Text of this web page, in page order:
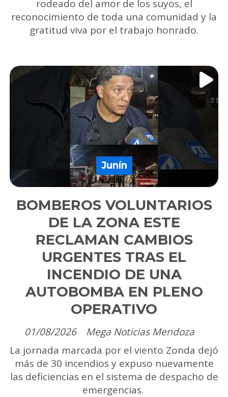
rodeado del amor de los suyos, el
reconocimiento de toda una comunidad y la
gratitud viva por el trabajo honrado.
BOMBEROS VOLUNTARIOS
DE LA ZONA ESTE
RECLAMAN CAMBIOS
URGENTES TRAS EL
INCENDIO DE UNA
AUTOBOMBA EN PLENO
OPERATIVO
Mega Noticias Mendoza
Junín
01/08/2026
La jornada marcada por el viento Zonda dejó
más de 30 incendios y expuso nuevamente
las deficiencias en el sistema de despacho de
emergencias.